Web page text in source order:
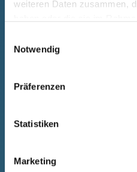
weiteren Daten zusammen,
Notwendig
Präferenzen
Statistiken
Marketing